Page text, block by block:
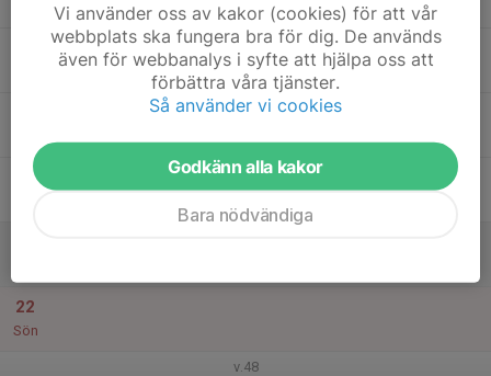
20
22
Sön
v.48
Vi använder oss av kakor (cookies) för att vår
webbplats ska fungera bra för dig. De används
även för webbanalys i syfte att hjälpa oss att
förbättra våra tjänster.
Så använder vi cookies
Godkänn alla kakor
Bara nödvändiga